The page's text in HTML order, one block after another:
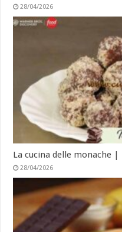
28/04/2026
La cucina delle monache
28/04/2026